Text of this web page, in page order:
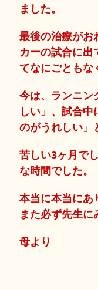
ました。
最後の治療がお
カーの試合に出
てなにごともな
今は、ランニン
しい」、試合
のがうれしい」
苦しい3ヶ月で
な時間でした。
本当に本当にあ
また必ず先生に
母より